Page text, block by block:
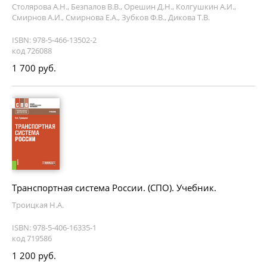
Столярова А.Н., Безпалов В.В., Орешин Д.Н., Колгушкин А.И.,
Смирнов А.И., Смирнова Е.А., Зубков Ф.В., Дикова Т.В.
ISBN: 978-5-466-13502-2
код 726088
1 700 руб.
Транспортная система России. (СПО). Учебник.
Троицкая Н.А.
ISBN: 978-5-406-16335-1
код 719586
1 200 руб.